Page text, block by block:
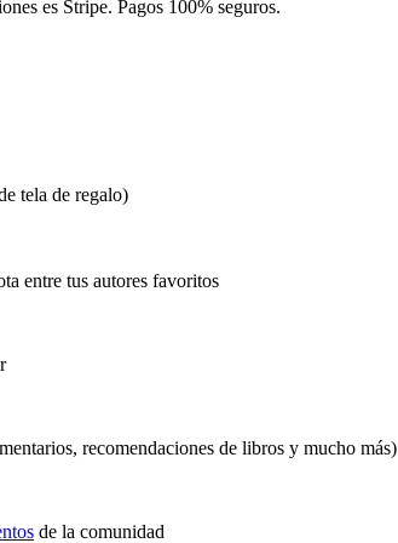
es Stripe. Pagos 100% seguros.
tela de regalo)
entre tus autores favoritos
recomendaciones de libros y mucho más)
de la comunidad